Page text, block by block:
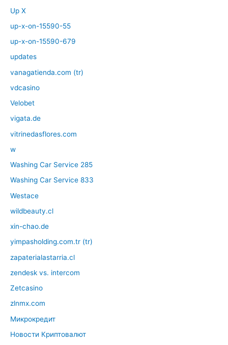
Up X
up-x-on-15590-55
up-x-on-15590-679
updates
vanagatienda.com (tr)
vdcasino
Velobet
vigata.de
vitrinedasflores.com
w
Washing Car Service 285
Washing Car Service 833
Westace
wildbeauty.cl
xin-chao.de
yimpasholding.com.tr (tr)
zapaterialastarria.cl
zendesk vs. intercom
Zetcasino
zlnmx.com
Микрокредит
Новости Криптовалют